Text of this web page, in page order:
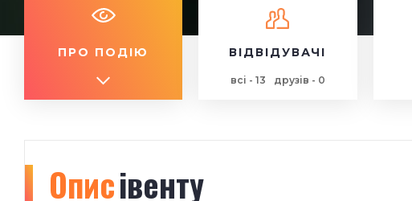
ПРО ПОДІЮ ВІДВІДУВАЧІ
всі - 13 друзів - 0
Описівенту